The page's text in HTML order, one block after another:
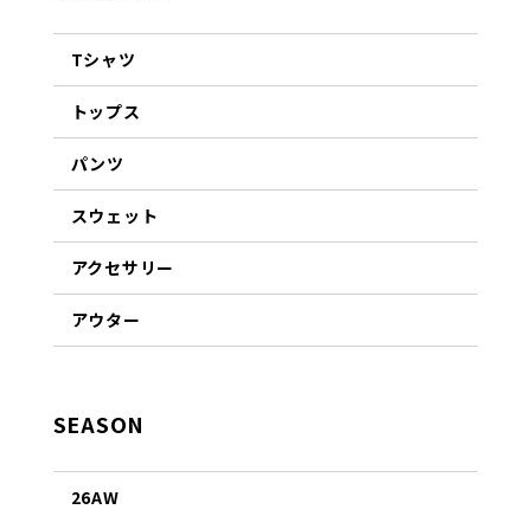
Tシャツ
トップス
パンツ
スウェット
アクセサリー
アウター
SEASON
26AW